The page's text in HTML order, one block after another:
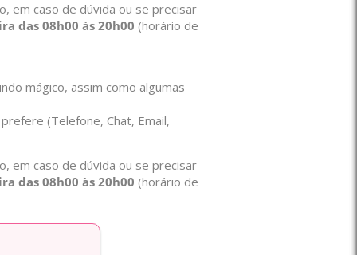
em caso de dúvida ou se precisar
das 08h00 às 20h00 (horário de
mágico, assim como algumas
(Telefone, Chat, Email,
em caso de dúvida ou se precisar
das 08h00 às 20h00 (horário de